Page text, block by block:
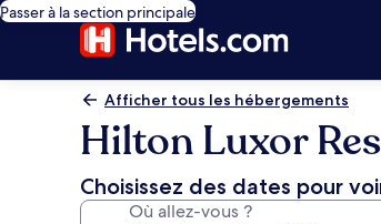
Passer à la section principale
Afficher tous les hébergements
Hilton Luxor
Choisissez des dates pour
Où allez-vous ?